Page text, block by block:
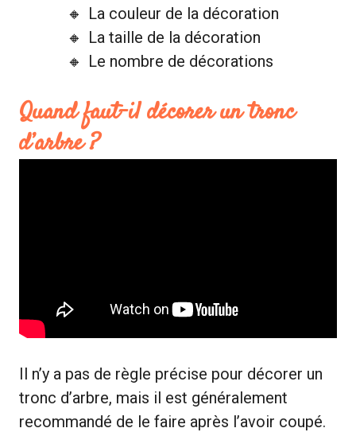
La couleur de la décoration
La taille de la décoration
Le nombre de décorations
Quand faut-il décorer un tronc
d’arbre ?
Il n’y a pas de règle précise pour décorer un
tronc d’arbre, mais il est généralement
recommandé de le faire après l’avoir coupé.